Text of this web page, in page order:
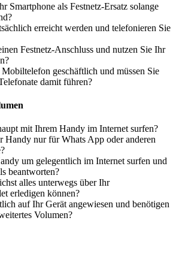
Smartphone als Festnetz-Ersatz solange
erreicht werden und telefonieren Sie
Festnetz-Anschluss und nutzen Sie Ihr
geschäftlich und müssen Sie
damit führen?
mit Ihrem Handy im Internet surfen?
Handy nur für Whats App oder anderen
um gelegentlich im Internet surfen und
beantworten?
alles unterwegs über Ihr
erledigen können?
auf Ihr Gerät angewiesen und benötigen
Volumen?